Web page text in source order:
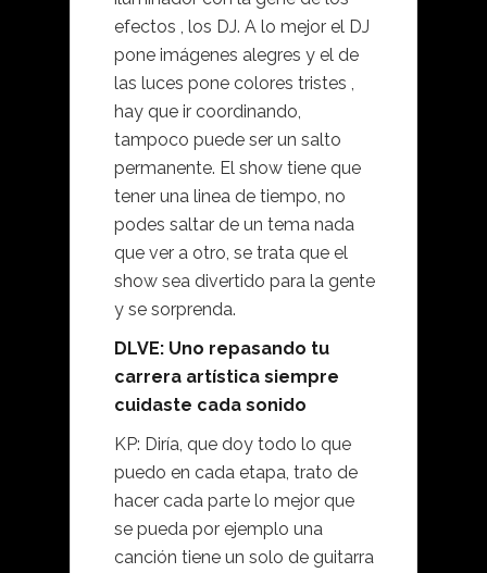
efectos , los DJ. A lo mejor el DJ
pone imágenes alegres y el de
las luces pone colores tristes ,
hay que ir coordinando,
tampoco puede ser un salto
permanente. El show tiene que
tener una linea de tiempo, no
podes saltar de un tema nada
que ver a otro, se trata que el
show sea divertido para la gente
y se sorprenda.
DLVE: Uno repasando tu
carrera artística siempre
cuidaste cada sonido
KP: Diría, que doy todo lo que
puedo en cada etapa, trato de
hacer cada parte lo mejor que
se pueda por ejemplo una
canción tiene un solo de guitarra